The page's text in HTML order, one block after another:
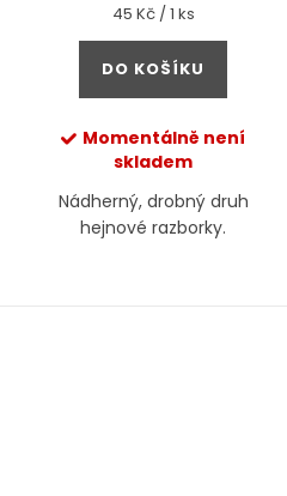
Měrná
cena:
45 Kč / 1 ks
DO KOŠÍKU
Momentálně není
skladem
Nádherný, drobný druh
hejnové razborky.